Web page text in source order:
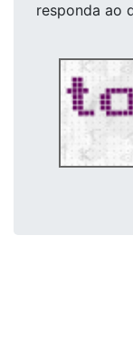
responda ao